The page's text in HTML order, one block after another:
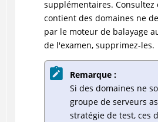
supplémentaires. Consultez
contient des domaines ne
par le moteur de balayage
de l'examen, supprimez-les.
Remarque :
Si des domaines ne
groupe de serveurs
stratégie de test, ces